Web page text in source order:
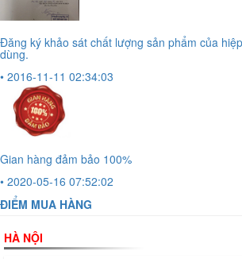
Đăng ký khảo sát chất lượng sản phẩm của
dùng.
• 2016-11-11 02:34:03
Gian hàng đảm bảo 100%
• 2020-05-16 07:52:02
ĐIỂM MUA HÀNG
HÀ NỘI